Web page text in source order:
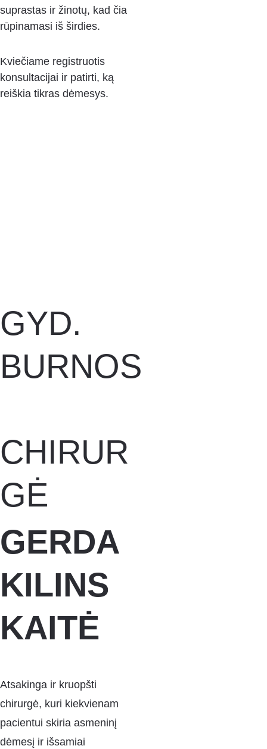
suprastas ir žinotų, kad čia
rūpinamasi iš širdies.
Kviečiame registruotis
konsultacijai ir patirti, ką
reiškia tikras dėmesys.
GYD.
BURNOS
CHIRUR
GĖ
GERDA
KILINS
KAITĖ
Atsakinga ir kruopšti
chirurgė, kuri kiekvienam
pacientui skiria asmeninį
dėmesį ir išsamiai